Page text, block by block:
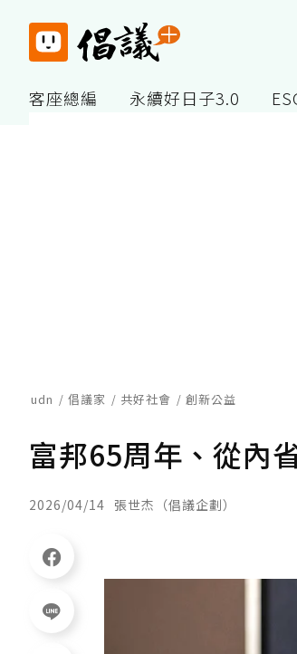
客座總編 永續好日子3.0
udn 倡議家 共好社會 創新公益
富邦65周年、從內
2026/04/14 張世杰（倡議企劃）